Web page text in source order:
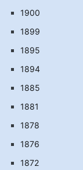
1900
1899
1895
1894
1885
1881
1878
1876
1872